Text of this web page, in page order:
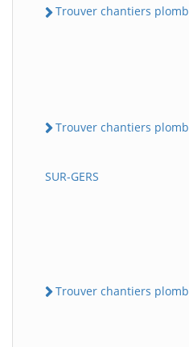
Trouver chantiers
Trouver chantiers
SUR-GERS
Trouver chantiers